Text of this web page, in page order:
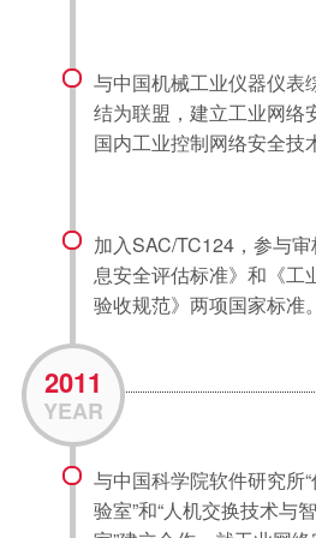
与中国机械工业仪器仪表
结为联盟，建立工业网络
国内工业控制网络安全技
加入SAC/TC124，参与
息安全评估标准》和《工
验收规范》两项国家标准。
2011
YEAR
与中国科学院软件研究所
验室”和“人机交换技术与